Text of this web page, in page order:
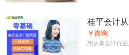
桂平会计
￥咨询
想从事会计行